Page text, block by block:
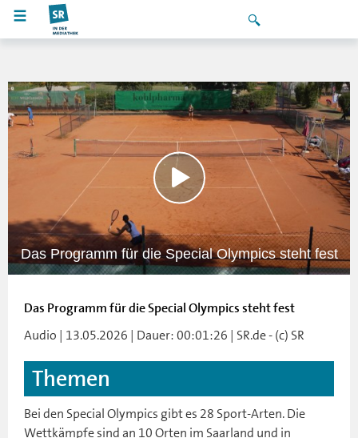
Das Programm für die Special Olympics steht fest
Das Programm für die Special Olympics steht fest
Audio | 13.05.2026 | Dauer: 00:01:26 | SR.de - (c) SR
Themen
Bei den Special Olympics gibt es 28 Sport-Arten. Die
Wettkämpfe sind an 10 Orten im Saarland und in